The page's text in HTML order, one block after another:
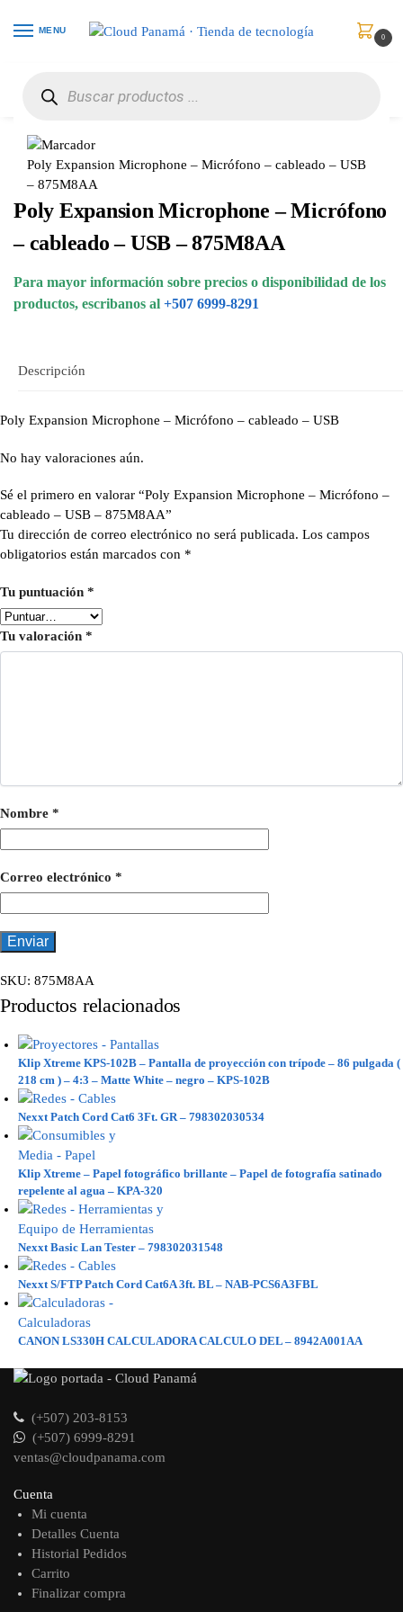
MENU
0
Poly Expansion Microphone – Micrófono – cableado – USB
– 875M8AA
Poly Expansion Microphone – Micrófono
– cableado – USB – 875M8AA
Para mayor información sobre precios o disponibilidad de los
productos, escribanos al +507 6999-8291
Descripción
Poly Expansion Microphone – Micrófono – cableado – USB
No hay valoraciones aún.
Sé el primero en valorar “Poly Expansion Microphone – Micrófono –
cableado – USB – 875M8AA”
Tu dirección de correo electrónico no será publicada. Los campos
obligatorios están marcados con *
Tu puntuación *
Tu valoración *
Nombre *
Correo electrónico *
SKU: 875M8AA
Productos relacionados
Klip Xtreme KPS-102B – Pantalla de proyección con trípode – 86 pulgada (
218 cm ) – 4:3 – Matte White – negro – KPS-102B
Nexxt Patch Cord Cat6 3Ft. GR – 798302030534
Klip Xtreme – Papel fotográfico brillante – Papel de fotografía satinado
repelente al agua – KPA-320
Nexxt Basic Lan Tester – 798302031548
Nexxt S/FTP Patch Cord Cat6A 3ft. BL – NAB-PCS6A3FBL
CANON LS330H CALCULADORA CALCULO DEL – 8942A001AA
(+507) 203-8153
(+507) 6999-8291
ventas@cloudpanama.com
Cuenta
Mi cuenta
Detalles Cuenta
Historial Pedidos
Carrito
Finalizar compra